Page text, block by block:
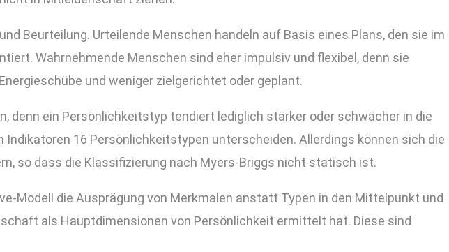
Beurteilung. Urteilende Menschen handeln auf Basis eines Plans, den sie im
Wahrnehmende Menschen sind eher impulsiv und flexibel, denn sie
und weniger zielgerichtet oder geplant.
denn ein Persönlichkeitstyp tendiert lediglich stärker oder schwächer in die
16 Persönlichkeitstypen unterscheiden. Allerdings können sich die
so dass die Klassifizierung nach Myers-Briggs nicht statisch ist.
Modell die Ausprägung von Merkmalen anstatt Typen in den Mittelpunkt und
als Hauptdimensionen von Persönlichkeit ermittelt hat. Diese sind